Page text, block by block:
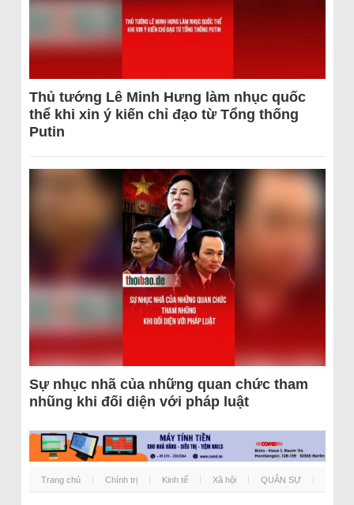
Thủ tướng Lê Minh Hưng làm nhục quốc
thể khi xin ý kiến chỉ đạo từ Tổng thống
Putin
Sự nhục nhã của những quan chức tham
nhũng khi đối diện với pháp luật
Trang chủ Chính trị Kinh tế Xã hội QUÂN SỰ